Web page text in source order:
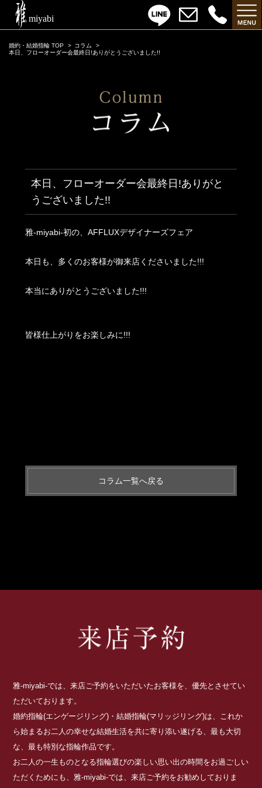
婚約・結婚指輪 TOP
コラム
本日、フローオーダー会最終日!ありがとうございました!!
本日、フローオーダー会最終日!ありがと
うございました!!
雅-miyabi-初の、AFFLUXデザイナーズフェア
本日も、多くのお客様が御来店くださいました!!!
本当にありがとうございました!!!
皆様仕上がりをお楽しみに!!!
コラム一覧へ戻る
雅-miyabi-では、来店ご予約をいただいたお客様を、優先とさせてい
ただいております。
婚約指輪(エンゲージリング)・結婚指輪(マリッジリング)は、これか
ら始まるお二人の幸せな結婚生活を共に寄り添い遂げる、最も大切
な、最も特別な指輪作品です。
お二人の一生ものとなる指輪選びの楽しい思い出の時間をお過ごしい
ただくためにも、雅-miyabi-では、来店ご予約をお勧めしておりま